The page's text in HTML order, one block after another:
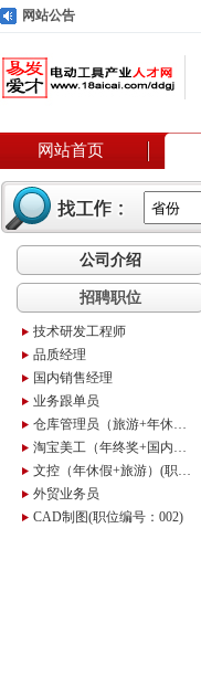
网站公告
网站首页
公司介绍
招聘职位
技术研发工程师
品质经理
国内销售经理
业务跟单员
仓库管理员（旅游+年休假+年终奖）(职位编号：2)
淘宝美工（年终奖+国内旅游+底薪+高提成）
文控（年休假+旅游）(职位编号：1)
外贸业务员
CAD制图(职位编号：002)